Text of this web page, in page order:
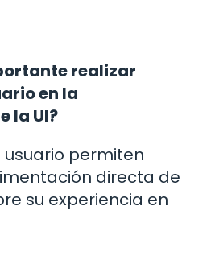
realizar
en la
la UI?
usuario permiten
directa de
su experiencia en